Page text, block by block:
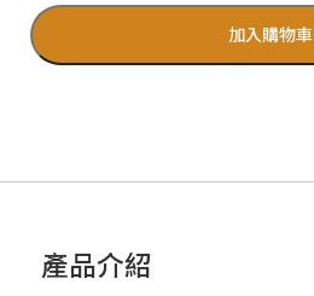
加入購物車
產品介紹